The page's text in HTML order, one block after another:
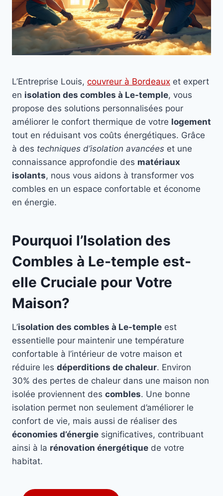
L’Entreprise Louis, couvreur à Bordeaux et expert
en isolation des combles à Le-temple, vous
propose des solutions personnalisées pour
améliorer le confort thermique de votre logement
tout en réduisant vos coûts énergétiques. Grâce
à des techniques d’isolation avancées et une
connaissance approfondie des matériaux
isolants, nous vous aidons à transformer vos
combles en un espace confortable et économe
en énergie.
Pourquoi l’Isolation des
Combles à Le-temple est-
elle Cruciale pour Votre
Maison?
L’isolation des combles à Le-temple est
essentielle pour maintenir une température
confortable à l’intérieur de votre maison et
réduire les déperditions de chaleur. Environ
30% des pertes de chaleur dans une maison non
isolée proviennent des combles. Une bonne
isolation permet non seulement d’améliorer le
confort de vie, mais aussi de réaliser des
économies d’énergie significatives, contribuant
ainsi à la rénovation énergétique de votre
habitat.